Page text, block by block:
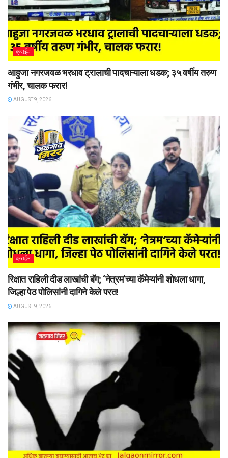
क्राईम
आहुजा नगरजवळ भरधाव ट्रालाची पादचाऱ्याला धडक; ३५ वर्षीय तरुण
गंभीर, चालक फरार!
AUGUST 9, 2026
क्राईम
रिक्षात राहिली दीड लाखांची बॅग; ‘नेत्रम’च्या कॅमेऱ्यांनी शोधला धागा,
जिल्हा पेठ पोलिसांनी दागिने केले परत!
AUGUST 9, 2026